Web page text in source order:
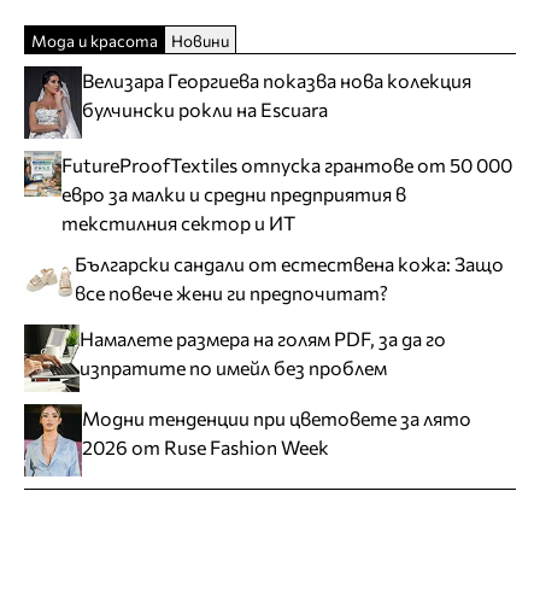
Мода и красота Новини
Велизара Георгиева показва нова колекция
булчински рокли на Escuara
FutureProofTextiles отпуска грантове от 50 000
евро за малки и средни предприятия в
текстилния сектор и ИТ
Български сандали от естествена кожа: Защо
все повече жени ги предпочитат?
Намалете размера на голям PDF, за да го
изпратите по имейл без проблем
Модни тенденции при цветовете за лято
2026 от Ruse Fashion Week